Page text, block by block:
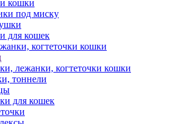
кошки
под миску
для кошек
когтеточки кошки
лежанки, когтеточки кошки
тоннели
для кошек